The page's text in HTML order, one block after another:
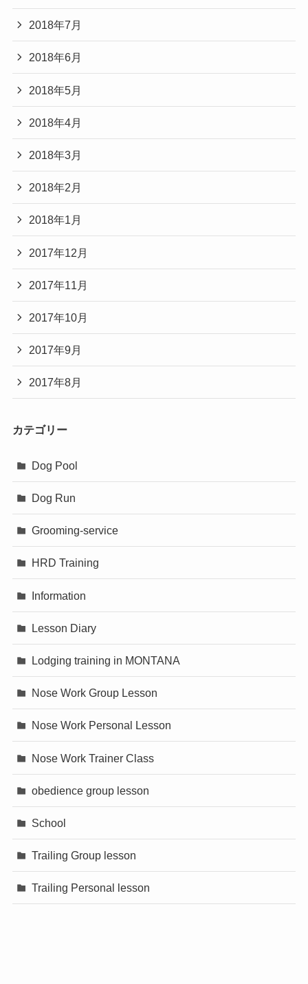
2018年7月
2018年6月
2018年5月
2018年4月
2018年3月
2018年2月
2018年1月
2017年12月
2017年11月
2017年10月
2017年9月
2017年8月
カテゴリー
Dog Pool
Dog Run
Grooming-service
HRD Training
Information
Lesson Diary
Lodging training in MONTANA
Nose Work Group Lesson
Nose Work Personal Lesson
Nose Work Trainer Class
obedience group lesson
School
Trailing Group lesson
Trailing Personal lesson